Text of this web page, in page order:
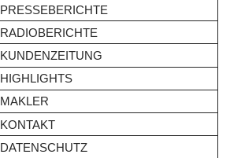
PRESSEBERICHTE
RADIOBERICHTE
KUNDENZEITUNG
HIGHLIGHTS
MAKLER
KONTAKT
DATENSCHUTZ